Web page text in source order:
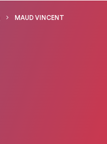
MAUD VINCENT